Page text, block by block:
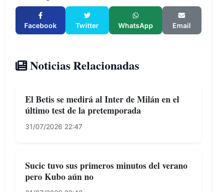
Facebook Twitter WhatsApp Email
Noticias Relacionadas
El Betis se medirá al Inter de Milán en el
último test de la pretemporada
31/07/2026 22:47
Sucic tuvo sus primeros minutos del verano
pero Kubo aún no